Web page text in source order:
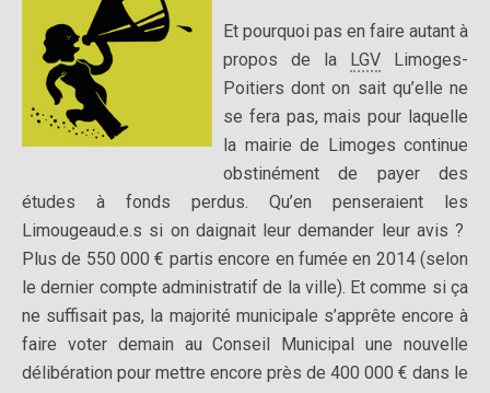
Et pourquoi pas en faire autant à
propos de la LGV Limoges-
Poitiers dont on sait qu’elle ne
se fera pas, mais pour laquelle
la mairie de Limoges continue
obstinément de payer des
études à fonds perdus. Qu’en penseraient les
Limougeaud.e.s si on daignait leur demander leur avis ?
Plus de 550 000 € partis encore en fumée en 2014 (selon
le dernier compte administratif de la ville). Et comme si ça
ne suffisait pas, la majorité municipale s’apprête encore à
faire voter demain au Conseil Municipal une nouvelle
délibération pour mettre encore près de 400 000 € dans le